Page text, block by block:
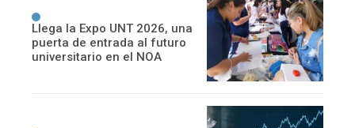
Llega la Expo UNT 2026, una
puerta de entrada al futuro
universitario en el NOA